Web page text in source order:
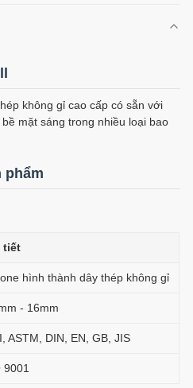
không gỉ cao cấp có sẵn với
mặt sáng trong nhiều loại bao
phẩm
tiết
hình thành dây thép không gỉ
- 16mm
ASTM, DIN, EN, GB, JIS
9001